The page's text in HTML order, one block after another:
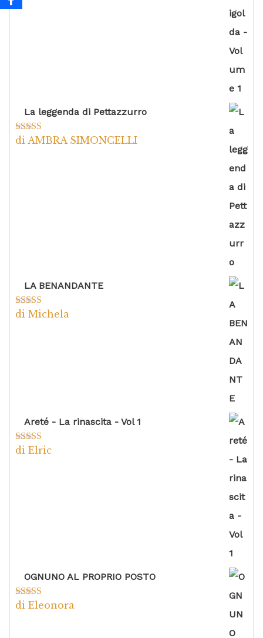
La leggenda di Pettazzurro
Valutato5su
di AMBRA SIMONCELLI
LA BENANDANTE
Valutato5su
di Michela
Areté - La rinascita - Vol 1
Valutato5
di Elric
OGNUNO AL PROPRIO POSTO
Valutato5su
di Eleonora